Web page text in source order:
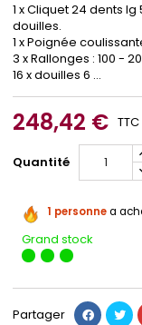
1 x Cliquet 24 dents
douilles.
1 x Poignée
3 x Rallonges : 100 -
16 x douilles 6 ...
248,42 € TTC
Quantité
1 personnea
Grand stock
Partager